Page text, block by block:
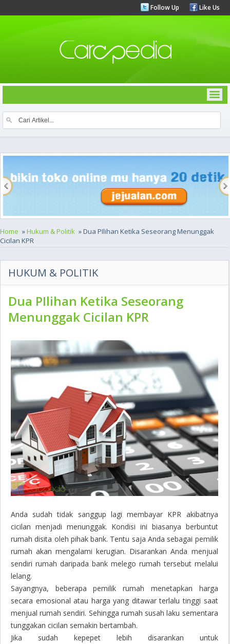
Follow Up Like Us
Home »Hukum & Politik » Dua PIlihan Ketika Seseorang Menunggak
Cicilan KPR
HUKUM & POLITIK
Dua PIlihan Ketika Seseorang
Menunggak Cicilan KPR
Anda sudah tidak sanggup lagi membayar KPR akibatnya
cicilan menjadi menunggak. Kondisi ini biasanya berbuntut
rumah disita oleh pihak bank. Tentu saja Anda sebagai pemilik
rumah akan mengalami kerugian. Disarankan Anda menjual
sendiri rumah daripada bank melego rumah tersebut melalui
lelang.
Sayangnya, beberapa pemilik rumah menetapkan harga
secara emosional atau harga yang ditawar terlalu tinggi saat
menjual rumah sendiri. Sehingga rumah susah laku sementara
tunggakan cicilan semakin bertambah.
Jika sudah kepepet lebih disarankan untuk